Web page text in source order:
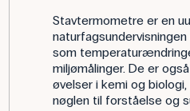
Stavtermometre er en
som
miljømålinger. De er
øvelser i kemi og
nøglen til forståelse og